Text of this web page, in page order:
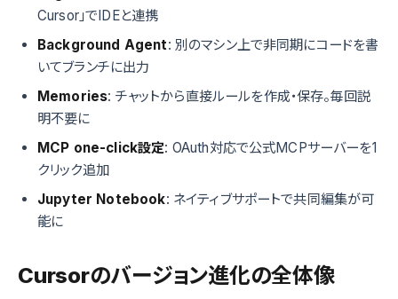
Cursor」でIDEと連携
Background Agent: 別のマシン上で非同期にコードを書
いてブランチに出力
Memories: チャットから直接ルールを作成・保存。毎回説
明不要に
MCP one-click設定: OAuth対応で公式MCPサーバーを1
クリック追加
Jupyter Notebook: ネイティブサポートで共同編集が可
能に
Cursorのバージョン進化の全体像